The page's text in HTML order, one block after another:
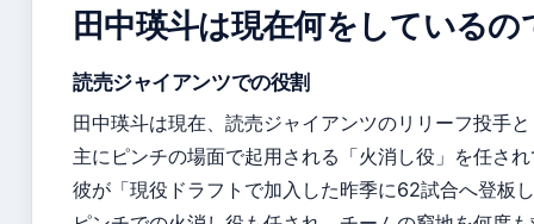
田中瑛斗は現在何をしている
読売ジャイアンツでの役割
田中瑛斗は現在、読売ジャイアンツのリリーフ投手
主にピンチの場面で起用される「火消し役」を任さ
彼が「現役ドラフトで加入した昨季に62試合へ登板